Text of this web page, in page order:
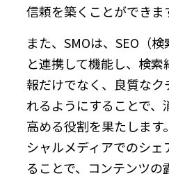
信頼を築くことができま
また、SMOは、SEO（検
と連携して機能し、検
報だけでなく、良質な
れるようにすることで、
高める役割を果たしま
シャルメディアでのシ
ることで、コンテンツの